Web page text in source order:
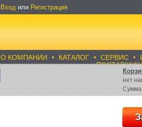
Вход или Регистрация
О КОМПАНИИ • КАТАЛОГ • СЕРВИС •
нет